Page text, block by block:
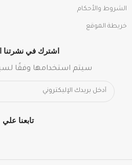
الشروط والأحكام
خريطة الموقع
اشترك في نشرتنا
سيتم استخدامها وفقًا
تابعنا علي